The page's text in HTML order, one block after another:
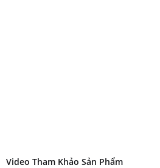
Video Tham Khảo Sản Phẩm